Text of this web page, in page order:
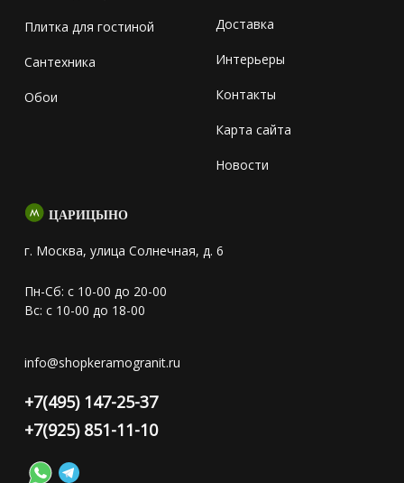
Плитка для гостиной
Сантехника
Обои
Доставка
Интерьеры
Контакты
Карта сайта
Новости
ЦАРИЦЫНО
г. Москва, улица Солнечная, д. 6
Пн-Сб: с 10-00 до 20-00
Вс: с 10-00 до 18-00
info@shopkeramogranit.ru
+7(495) 147-25-37
+7(925) 851-11-10